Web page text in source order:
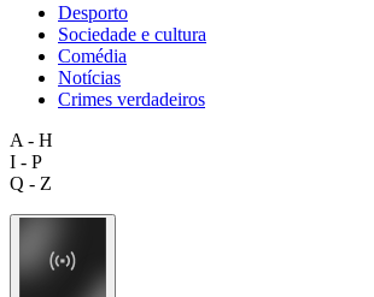
Desporto
Sociedade e cultura
Comédia
Notícias
Crimes verdadeiros
A - H
I - P
Q - Z